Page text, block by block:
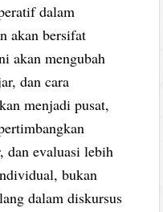
dalam
akan bersifat
akan mengubah
dan cara
menjadi pusat,
dan evaluasi lebih
bukan
dalam diskursus